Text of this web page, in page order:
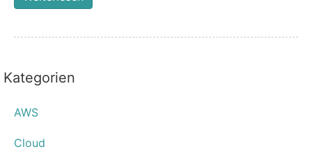
Kategorien
AWS
Cloud